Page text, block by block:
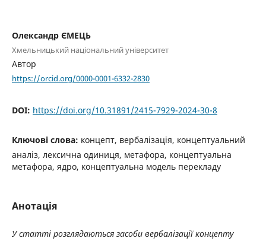
Олександр ЄМЕЦЬ
Хмельницький національний університет
Автор
https://orcid.org/0000-0001-6332-2830
DOI: https://doi.org/10.31891/2415-7929-2024-30-8
Ключові слова: концепт, вербалізація, концептуальний
аналіз, лексична одиниця, метафора, концептуальна
метафора, ядро, концептуальна модель перекладу
Анотація
У статті розглядаються засоби вербалізації концепту